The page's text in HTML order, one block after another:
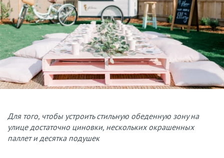
Для того, чтобы устроить стильную обеденную зону на
улице достаточно циновки, нескольких окрашенных
паллет и десятка подушек